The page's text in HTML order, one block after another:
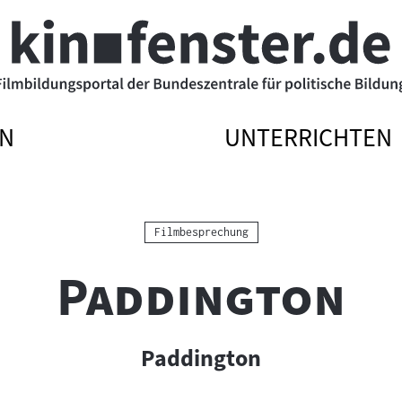
UNTERRICHTEN
Kategorie:
Filmbesprechung
"
Paddington
Paddington